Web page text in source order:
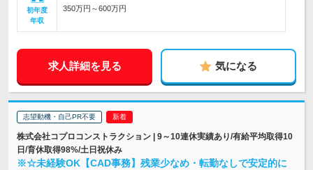
初年度
年収
350万円～600万円
求人詳細を見る 気になる
志望動機・自己PR不要
株式会社コプロコンストラクション | 9～10連休実績あり/有給平均取得10
日/育休取得98%/土日祝休み
※☆未経験OK【CAD事務】残業少なめ・転勤なしで安定的に